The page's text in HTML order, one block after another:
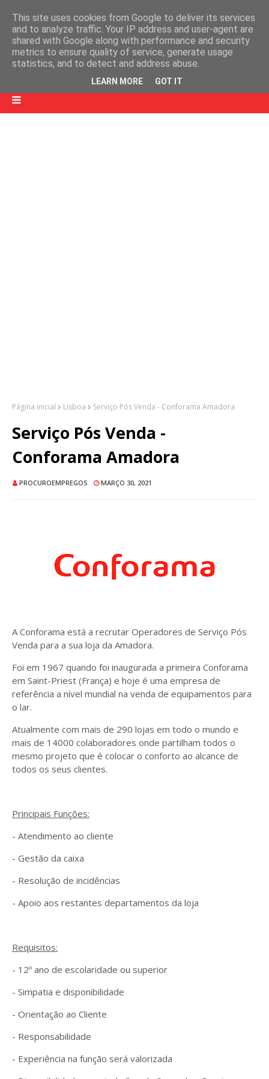
Página inicial Lisboa Serviço Pós Venda - Conforama Amadora
Serviço Pós Venda -
Conforama Amadora
PROCUROEMPREGOS MARÇO 30, 2021
A Conforama está a recrutar Operadores de Serviço Pós
Venda para a sua loja da Amadora.
Foi em 1967 quando foi inaugurada a primeira Conforama
em Saint-Priest (França) e hoje é uma empresa de
referência a nível mundial na venda de equipamentos para
o lar.
Atualmente com mais de 290 lojas em todo o mundo e
mais de 14000 colaboradores onde partilham todos o
mesmo projeto que é colocar o conforto ao alcance de
todos os seus clientes.
Principais Funções:
- Atendimento ao cliente
- Gestão da caixa
- Resolução de incidências
- Apoio aos restantes departamentos da loja
Requisitos:
- 12º ano de escolaridade ou superior
- Simpatia e disponibilidade
- Orientação ao Cliente
- Responsabilidade
- Experiência na função será valorizada
This site uses cookies from Google to deliver its services
and to analyze traffic. Your IP address and user-agent are
shared with Google along with performance and security
metrics to ensure quality of service, generate usage
statistics, and to detect and address abuse.
LEARN MORE GOT IT